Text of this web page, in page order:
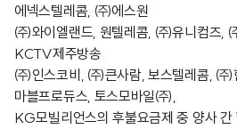
에넥스텔레콤, ㈜에스원
㈜와이엘랜드, 원텔레콤, ㈜유니컴즈,
KCTV제주방송
㈜인스코비, ㈜큰사람, 보스텔레콤, ㈜
마블프로듀스, 토스모바일㈜,
KG모빌리언스의 후불요금제 중 양사